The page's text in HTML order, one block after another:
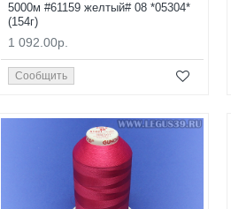
5000м #61159 желтый# 08 *05304*
(154г)
1 092.00р.
Сообщить